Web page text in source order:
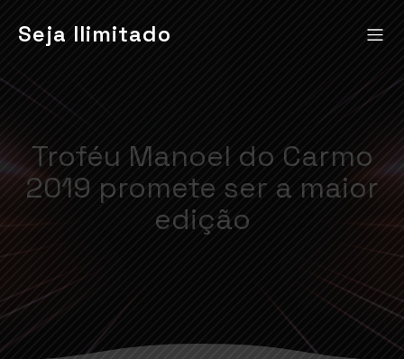
Seja Ilimitado
Troféu Manoel do Carmo
2019 promete ser a maior
edição